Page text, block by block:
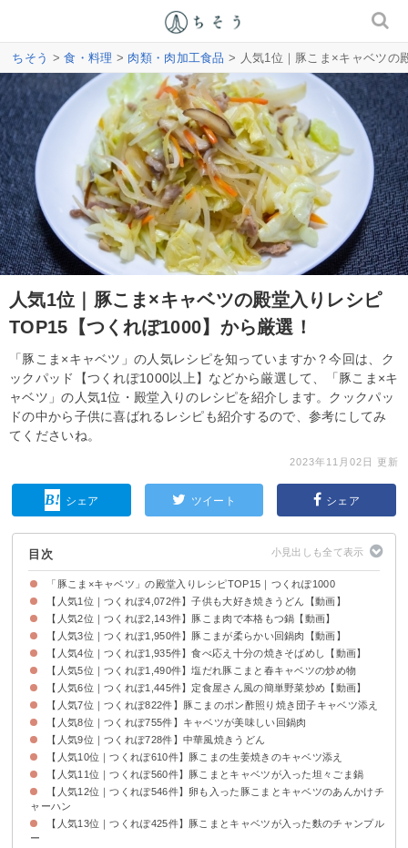
ちそう >食・料理 > 肉類・肉加工食品 > 人気1位｜豚こま×キャベツの
人気1位｜豚こま×キャベツの殿堂入りレシピ
TOP15【つくれぽ1000】から厳選！
「豚こま×キャベツ」の人気レシピを知っていますか？今回は、ク
ックパッド【つくれぽ1000以上】などから厳選して、「豚こま×キ
ャベツ」の人気1位・殿堂入りのレシピを紹介します。クックパッ
ドの中から子供に喜ばれるレシピも紹介するので、参考にしてみ
てくださいね。
2023年11月02日 更新
シェア ツイート シェア
目次
「豚こま×キャベツ」の殿堂入りレシピTOP15｜つくれぽ1000
【人気1位｜つくれぽ4,072件】子供も大好き焼きうどん【動画】
【人気2位｜つくれぽ2,143件】豚こま肉で本格もつ鍋【動画】
【人気3位｜つくれぽ1,950件】豚こまが柔らかい回鍋肉【動画】
【人気4位｜つくれぽ1,935件】食べ応え十分の焼きそばめし【動画】
【人気5位｜つくれぽ1,490件】塩だれ豚こまと春キャベツの炒め物
【人気6位｜つくれぽ1,445件】定食屋さん風の簡単野菜炒め【動画】
【人気7位｜つくれぽ822件】豚こまのポン酢照り焼き団子キャベツ添え
【人気8位｜つくれぽ755件】キャベツが美味しい回鍋肉
【人気9位｜つくれぽ728件】中華風焼きうどん
【人気10位｜つくれぽ610件】豚こまの生姜焼きのキャベツ添え
【人気11位｜つくれぽ560件】豚こまとキャベツが入った坦々ごま鍋
【人気12位｜つくれぽ546件】卵も入った豚こまとキャベツのあんかけチ
ャーハン
【人気13位｜つくれぽ425件】豚こまとキャベツが入った麩のチャンプル
ー